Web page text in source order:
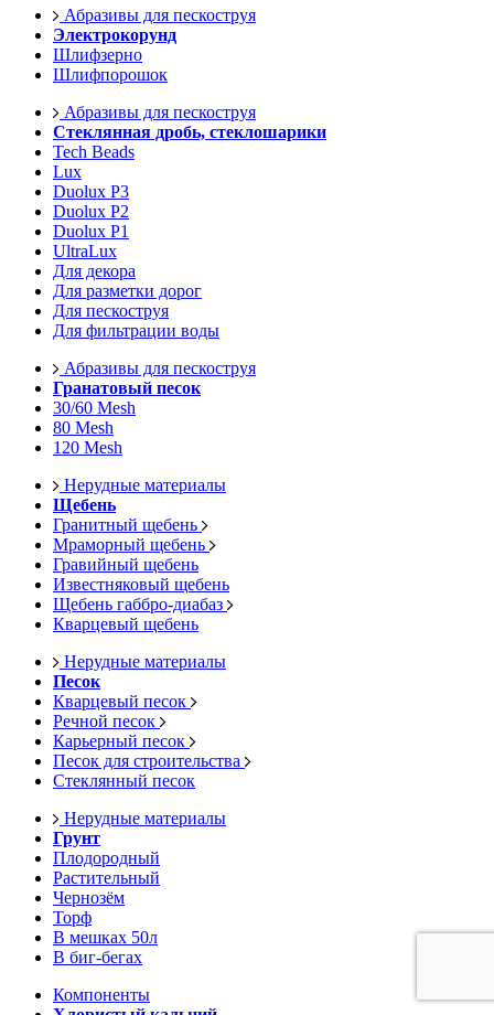
Абразивы для пескоструя
Электрокорунд
Шлифзерно
Шлифпорошок
Абразивы для пескоструя
Стеклянная дробь, стеклошарики
Tech Beads
Lux
Duolux P3
Duolux P2
Duolux P1
UltraLux
Для декора
Для разметки дорог
Для пескоструя
Для фильтрации воды
Абразивы для пескоструя
Гранатовый песок
30/60 Mesh
80 Mesh
120 Mesh
Нерудные материалы
Щебень
Гранитный щебень
Мраморный щебень
Гравийный щебень
Известняковый щебень
Щебень габбро-диабаз
Кварцевый щебень
Нерудные материалы
Песок
Кварцевый песок
Речной песок
Карьерный песок
Песок для строительства
Стеклянный песок
Нерудные материалы
Грунт
Плодородный
Растительный
Чернозём
Торф
В мешках 50л
В биг-бегах
Компоненты